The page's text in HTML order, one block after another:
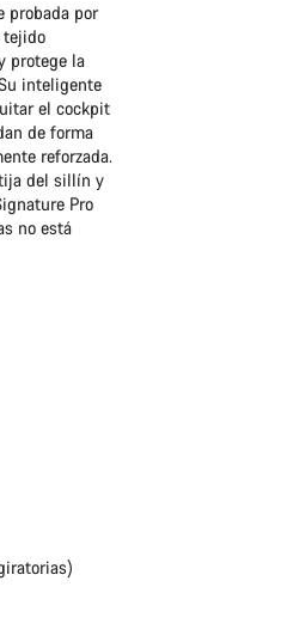
probada por
tejido
protege la
inteligente
el cockpit
de forma
reforzada.
del sillín y
Pro
no está